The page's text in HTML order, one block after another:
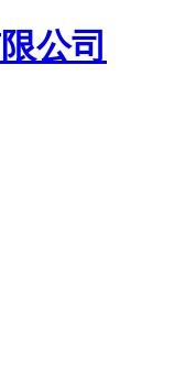
公司